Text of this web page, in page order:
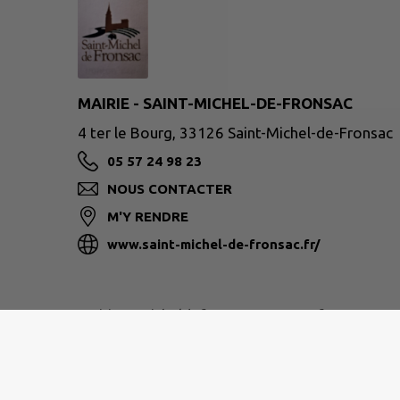
MAIRIE - SAINT-MICHEL-DE-FRONSAC
4 ter le Bourg, 33126 Saint-Michel-de-Fronsac
05 57 24 98 23
NOUS CONTACTER
M'Y RENDRE
www.saint-michel-de-fronsac.fr/
mairie.stmicheldefronsac@orange.fr